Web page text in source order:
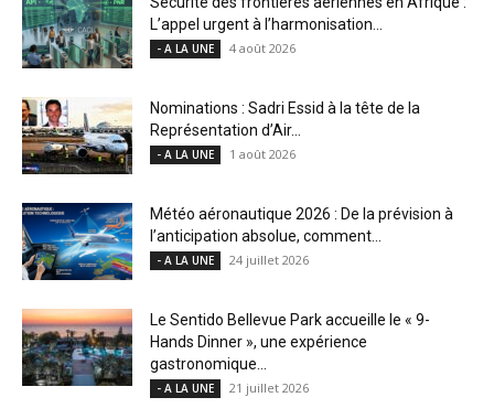
L’appel urgent à l’harmonisation...
- A LA UNE 4 août 2026
Nominations : Sadri Essid à la tête de la
Représentation d’Air...
- A LA UNE 1 août 2026
Météo aéronautique 2026 : De la prévision à
l’anticipation absolue, comment...
- A LA UNE 24 juillet 2026
Le Sentido Bellevue Park accueille le « 9-
Hands Dinner », une expérience
gastronomique...
- A LA UNE 21 juillet 2026